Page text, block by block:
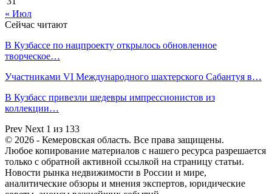
« Июл
Сейчас читают
В Кузбассе по нацпроекту открылось обновленное
творческое…
Участниками VI Международного шахтерского Сабантуя в…
В Кузбасс привезли шедевры импрессионистов из
коллекции…
Prev Next 1 из 133
© 2026 - Кемеровская область. Все права защищены.
Любое копирование материалов с нашего ресурса разрешается
только с обратной активной ссылкой на страницу статьи.
Новости рынка недвижимости в России и мире,
аналитические обзоры и мнения экспертов, юридические